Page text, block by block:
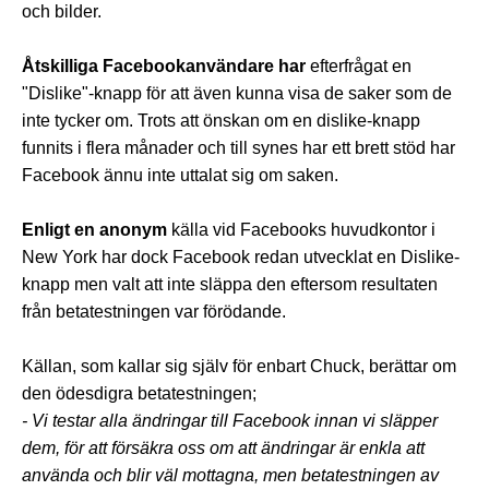
och bilder.
Åtskilliga Facebookanvändare har efterfrågat en
"Dislike"-knapp för att även kunna visa de saker som de
inte tycker om. Trots att önskan om en dislike-knapp
funnits i flera månader och till synes har ett brett stöd har
Facebook ännu inte uttalat sig om saken.
Enligt en anonym källa vid Facebooks huvudkontor i
New York har dock Facebook redan utvecklat en Dislike-
knapp men valt att inte släppa den eftersom resultaten
från betatestningen var förödande.
Källan, som kallar sig själv för enbart Chuck, berättar om
den ödesdigra betatestningen;
- Vi testar alla ändringar till Facebook innan vi släpper
dem, för att försäkra oss om att ändringar är enkla att
använda och blir väl mottagna, men betatestningen av